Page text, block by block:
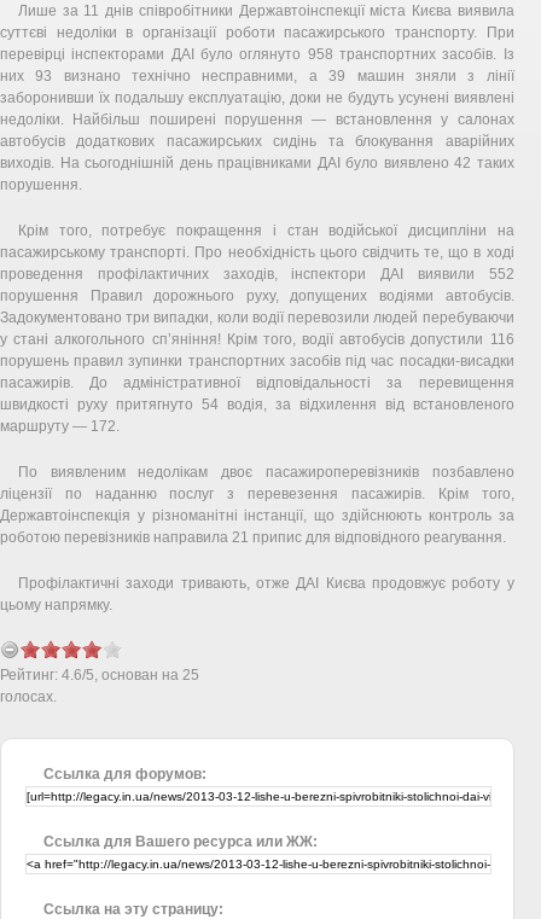
Лише за 11 днів співробітники Державтоінспекції міста Києва виявила
суттєві недоліки в організації роботи пасажирського транспорту. При
перевірці інспекторами ДАІ було оглянуто 958 транспортних засобів. Із
них 93 визнано технічно несправними, а 39 машин зняли з лінії
заборонивши їх подальшу експлуатацію, доки не будуть усунені виявлені
недоліки. Найбільш поширені порушення — встановлення у салонах
автобусів додаткових пасажирських сидінь та блокування аварійних
виходів. На сьогоднішній день працівниками ДАІ було виявлено 42 таких
порушення.
Крім того, потребує покращення і стан водійської дисципліни на
пасажирському транспорті. Про необхідність цього свідчить те, що в ході
проведення профілактичних заходів, інспектори ДАІ виявили 552
порушення Правил дорожнього руху, допущених водіями автобусів.
Задокументовано три випадки, коли водії перевозили людей перебуваючи
у стані алкогольного сп’яніння! Крім того, водії автобусів допустили 116
порушень правил зупинки транспортних засобів під час посадки-висадки
пасажирів. До адміністративної відповідальності за перевищення
швидкості руху притягнуто 54 водія, за відхилення від встановленого
маршруту — 172.
По виявленим недолікам двоє пасажироперевізників позбавлено
ліцензії по наданню послуг з перевезення пасажирів. Крім того,
Державтоінспекція у різноманітні інстанції, що здійснюють контроль за
роботою перевізників направила 21 припис для відповідного реагування.
Профілактичні заходи тривають, отже ДАІ Києва продовжує роботу у
цьому напрямку.
Рейтинг: 4.6/5, основан на 25
голосах.
Ссылка для форумов:
Ссылка для Вашего ресурса или ЖЖ:
Ссылка на эту страницу: